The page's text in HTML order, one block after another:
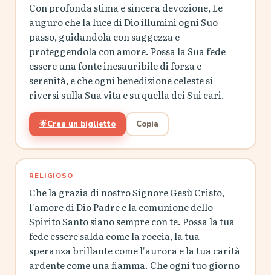
Con profonda stima e sincera devozione, Le
auguro che la luce di Dio illumini ogni Suo
passo, guidandola con saggezza e
proteggendola con amore. Possa la Sua fede
essere una fonte inesauribile di forza e
serenità, e che ogni benedizione celeste si
riversi sulla Sua vita e su quella dei Sui cari.
🌟Crea un biglietto Copia
RELIGIOSO
Che la grazia di nostro Signore Gesù Cristo,
l'amore di Dio Padre e la comunione dello
Spirito Santo siano sempre con te. Possa la tua
fede essere salda come la roccia, la tua
speranza brillante come l'aurora e la tua carità
ardente come una fiamma. Che ogni tuo giorno